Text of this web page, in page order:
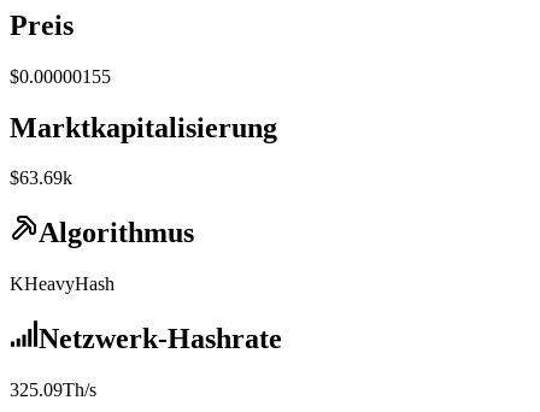
Preis
$0.00000155
Marktkapitalisierung
$63.69k
Algorithmus
KHeavyHash
Netzwerk-Hashrate
325.09Th/s